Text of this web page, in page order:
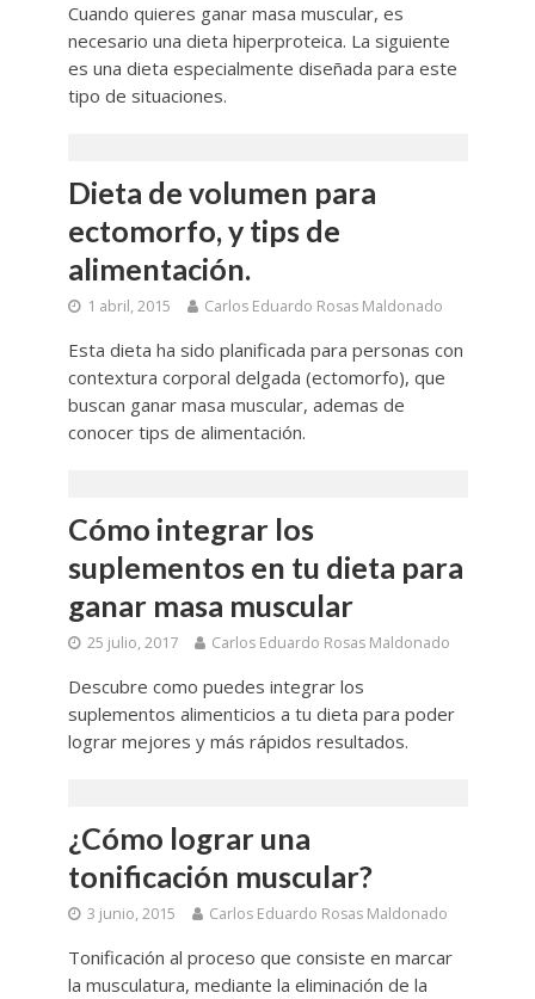
Cuando quieres ganar masa muscular, es
necesario una dieta hiperproteica. La siguiente
es una dieta especialmente diseñada para este
tipo de situaciones.
Dieta de volumen para
ectomorfo, y tips de
alimentación.
1 abril, 2015 Carlos Eduardo Rosas Maldonado
Esta dieta ha sido planificada para personas con
contextura corporal delgada (ectomorfo), que
buscan ganar masa muscular, ademas de
conocer tips de alimentación.
Cómo integrar los
suplementos en tu dieta para
ganar masa muscular
25 julio, 2017 Carlos Eduardo Rosas Maldonado
Descubre como puedes integrar los
suplementos alimenticios a tu dieta para poder
lograr mejores y más rápidos resultados.
¿Cómo lograr una
tonificación muscular?
3 junio, 2015 Carlos Eduardo Rosas Maldonado
Tonificación al proceso que consiste en marcar
la musculatura, mediante la eliminación de la